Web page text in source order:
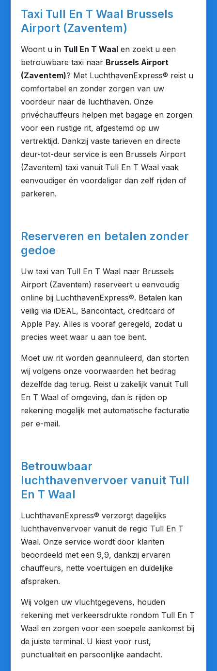
Taxi Tull En T Waal Brussels
Airport (Zaventem)
Woont u in Tull En T Waalen zoekt u een
betrouwbare taxi naar Brussels Airport
(Zaventem)? Met LuchthavenExpress® reist u
comfortabel en zonder zorgen van uw
voordeur naar de luchthaven. Onze
privéchauffeurs helpen met bagage en zorgen
voor een rustige rit, afgestemd op uw
vertrektijd. Dankzij vaste tarieven en directe
deur-tot-deur service is een Brussels Airport
(Zaventem) taxi vanuit Tull En T Waal vaak
eenvoudiger én voordeliger dan zelf rijden of
parkeren.
Reserveren en betalen zonder
gedoe
Uw taxi van Tull En T Waal naar Brussels
Airport (Zaventem) reserveert u eenvoudig
online bij LuchthavenExpress®. Betalen kan
veilig via iDEAL, Bancontact, creditcard of
Apple Pay. Alles is vooraf geregeld, zodat u
precies weet waar u aan toe bent.
Moet uw rit worden geannuleerd, dan storten
wij volgens onze voorwaarden het bedrag
dezelfde dag terug. Reist u zakelijk vanuit Tull
En T Waal of omgeving, dan is rijden op
rekening mogelijk met automatische facturatie
per e-mail.
Betrouwbaar
luchthavenvervoer vanuit Tull
En T Waal
LuchthavenExpress® verzorgt dagelijks
luchthavenvervoer vanuit de regio Tull En T
Waal. Onze service wordt door klanten
beoordeeld met een 9,9, dankzij ervaren
chauffeurs, nette voertuigen en duidelijke
afspraken.
Wij volgen uw vluchtgegevens, houden
rekening met verkeersdrukte rondom Tull En T
Waal en zorgen voor een soepele aankomst bij
de juiste terminal. U kiest voor rust,
punctualiteit en persoonlijke aandacht.